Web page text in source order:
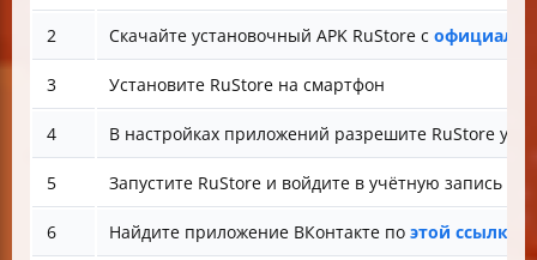
2 Скачайте установочный APK RuStore с
3 Установите RuStore на смартфон
4 В настройках приложений разрешите RuStore
5 Запустите RuStore и войдите в учётную запись
6 Найдите приложение ВКонтакте по этой ссылке